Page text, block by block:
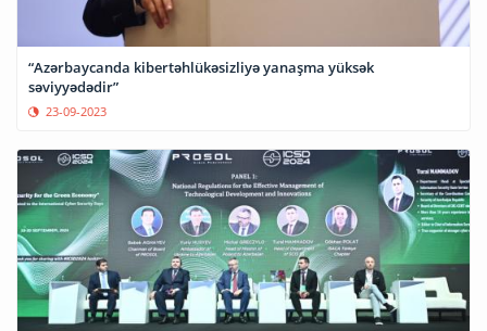
“Azərbaycanda kibertəhlükəsizliyə yanaşma yüksək
səviyyədədir”
23-09-2023